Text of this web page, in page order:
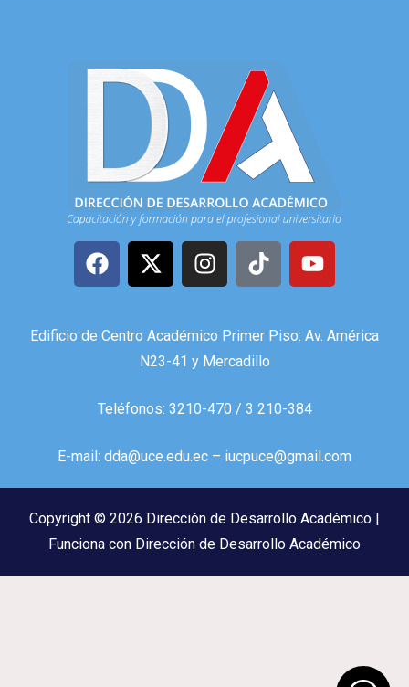
Edificio de Centro Académico Primer Piso: Av. América
N23-41 y Mercadillo
Teléfonos: 3210-470 / 3 210-384
E-mail: dda@uce.edu.ec – iucpuce@gmail.com
Copyright © 2026 Dirección de Desarrollo Académico |
Funciona con Dirección de Desarrollo Académico